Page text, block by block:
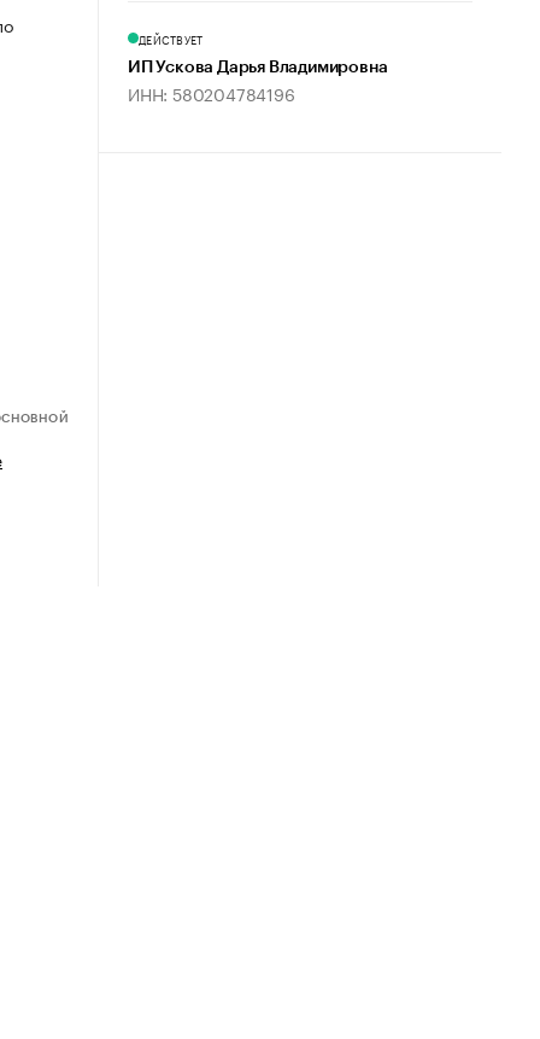
ДЕЙСТВУЕТ
ИП Ускова Дарья Владимировна
ИНН: 580204784196